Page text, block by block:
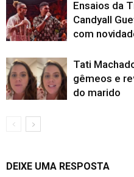
Ensaios da
Candyall
com
Tati
gêmeos e
do marido
DEIXE UMA RESPOSTA